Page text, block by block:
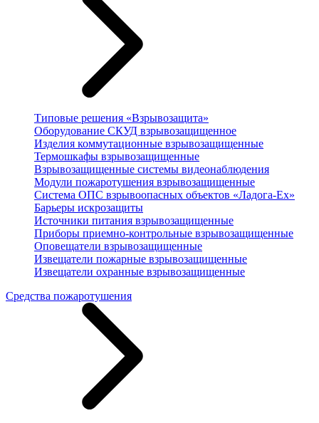
Типовые решения «Взрывозащита»
Оборудование СКУД взрывозащищенное
Изделия коммутационные взрывозащищенные
Термошкафы взрывозащищенные
Взрывозащищенные системы видеонаблюдения
Модули пожаротушения взрывозащищенные
Система ОПС взрывоопасных объектов «Ладога-Ex»
Барьеры искрозащиты
Источники питания взрывозащищенные
Приборы приемно-контрольные взрывозащищенные
Оповещатели взрывозащищенные
Извещатели пожарные взрывозащищенные
Извещатели охранные взрывозащищенные
Средства пожаротушения